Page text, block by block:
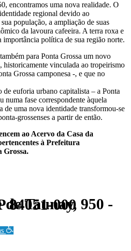
encontramos uma nova realidade. O
regional devido ao
população, a ampliação de suas
da lavoura cafeeira. A terra roxa e
importância política de sua região norte.
para Ponta Grossa um novo
historicamente vinculada ao tropeirismo
Grossa camponesa -, e que no
euforia urbano capitalista – a Ponta
numa fase correspondente àquela
de uma nova identidade transformou-se
grossenses a partir de então.
ao Acervo da Casa da
à Prefeitura
Grossa.
Ronda - CEP 84051-000